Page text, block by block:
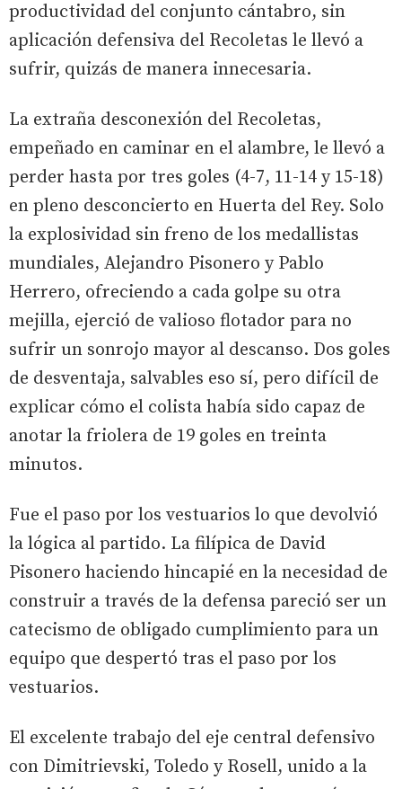
productividad del conjunto cántabro, sin
aplicación defensiva del Recoletas le llevó a
sufrir, quizás de manera innecesaria.
La extraña desconexión del Recoletas,
empeñado en caminar en el alambre, le llevó a
perder hasta por tres goles (4-7, 11-14 y 15-18)
en pleno desconcierto en Huerta del Rey. Solo
la explosividad sin freno de los medallistas
mundiales, Alejandro Pisonero y Pablo
Herrero, ofreciendo a cada golpe su otra
mejilla, ejerció de valioso flotador para no
sufrir un sonrojo mayor al descanso. Dos goles
de desventaja, salvables eso sí, pero difícil de
explicar cómo el colista había sido capaz de
anotar la friolera de 19 goles en treinta
minutos.
Fue el paso por los vestuarios lo que devolvió
la lógica al partido. La filípica de David
Pisonero haciendo hincapié en la necesidad de
construir a través de la defensa pareció ser un
catecismo de obligado cumplimiento para un
equipo que despertó tras el paso por los
vestuarios.
El excelente trabajo del eje central defensivo
con Dimitrievski, Toledo y Rosell, unido a la